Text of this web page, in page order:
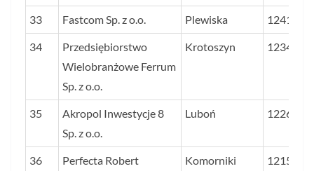
33 Fastcom Sp. z o.o. Plewiska 1241
34
Przedsiębiorstwo
Wielobranżowe Ferrum
Sp. z o.o.
Krotoszyn 1234
35
Akropol Inwestycje 8
Sp. z o.o.
Luboń 1226
36
Perfecta Robert
Komorniki 1215